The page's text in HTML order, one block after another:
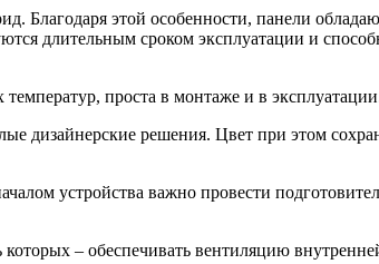
Благодаря этой особенности, панели
длительным сроком эксплуатации и
проста в монтаже и в
дизайнерские решения. Цвет при этом
устройства важно провести
– обеспечивать вентиляцию